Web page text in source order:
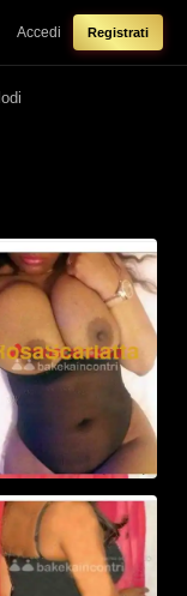
Accedi Registrati
lodi